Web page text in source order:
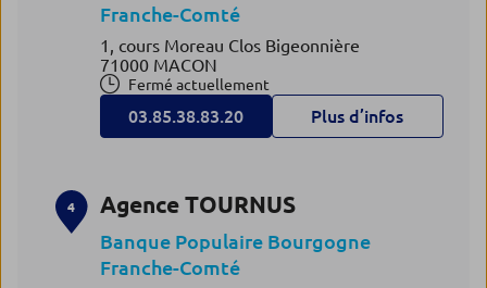
Franche-Comté
1, cours Moreau Clos Bigeonnière
71000 MACON
Fermé actuellement
03.85.38.83.20 Plus d’infos
4 Agence TOURNUS
Banque Populaire Bourgogne
Franche-Comté